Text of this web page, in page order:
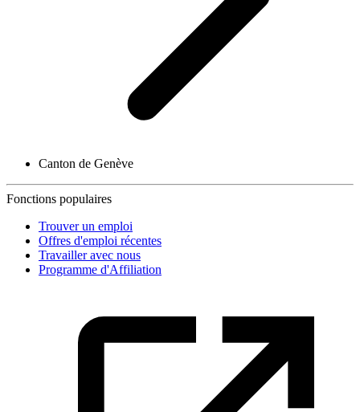
Canton de Genève
Fonctions populaires
Trouver un emploi
Offres d'emploi récentes
Travailler avec nous
Programme d'Affiliation